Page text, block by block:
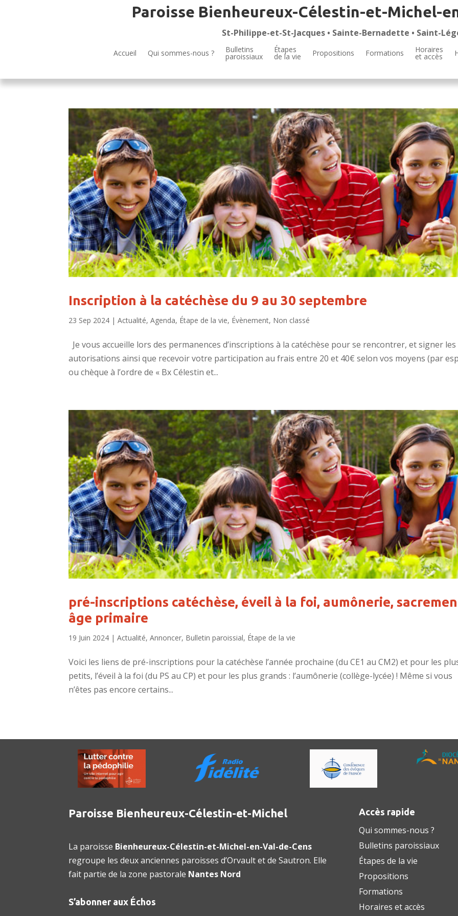
Paroisse Bienheureux-Célestin-et-Michel-
St-Philippe-et-St-Jacques • Sainte-Bernadette • Saint-
Accueil Qui sommes-nous ? Bulletins
paroissiaux
Étapes
de la vie Propositions Formations Horaires
et accès
Inscription à la catéchèse du 9 au 30 septembre
23 Sep 2024 |Actualité,Agenda, Étape de la vie, Évènement, Non classé
Je vous accueille lors des permanences d’inscriptions à la catéchèse pour se rencontrer, et signer les
autorisations ainsi que recevoir votre participation au frais entre 20 et 40€ selon vos moyens (par
ou chèque à l’ordre de « Bx Célestin et...
pré-inscriptions catéchèse, éveil à la foi, aumônerie,
âge primaire
19 Juin 2024 |Actualité,Annoncer, Bulletin paroissial, Étape de la vie
Voici les liens de pré-inscriptions pour la catéchèse l’année prochaine (du CE1 au CM2) et pour les
petits, l’éveil à la foi (du PS au CP) et pour les plus grands : l’aumônerie (collège-lycée) ! Même si vous
n’êtes pas encore certains...
Paroisse Bienheureux-Célestin-et-Michel
La paroisse Bienheureux-Célestin-et-Michel-en-Val-de-Cens
regroupe les deux anciennes paroisses d’Orvault et de Sautron. Elle
fait partie de la zone pastorale Nantes Nord
S’abonner aux Échos
Accès rapide
Qui sommes-nous ?
Bulletins paroissiaux
Étapes de la vie
Propositions
Formations
Horaires et accès